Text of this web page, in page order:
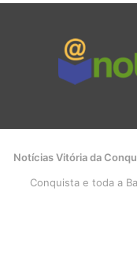
Notícias Vitória da
Conquista e toda a